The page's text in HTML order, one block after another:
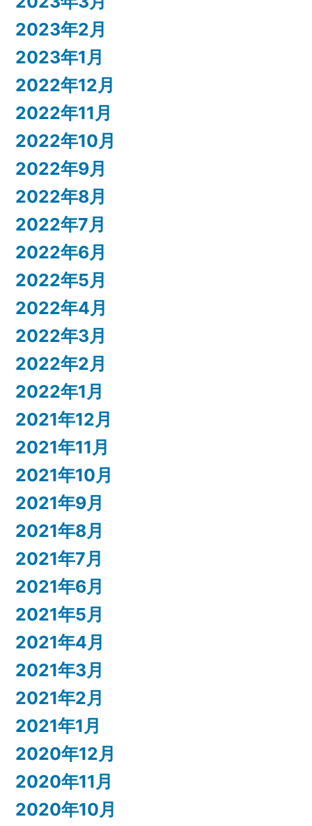
2023年2月
2023年1月
2022年12月
2022年11月
2022年10月
2022年9月
2022年8月
2022年7月
2022年6月
2022年5月
2022年4月
2022年3月
2022年2月
2022年1月
2021年12月
2021年11月
2021年10月
2021年9月
2021年8月
2021年7月
2021年6月
2021年5月
2021年4月
2021年3月
2021年2月
2021年1月
2020年12月
2020年11月
2020年10月